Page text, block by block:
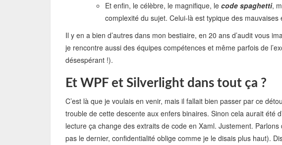
Et enfin, le célèbre, le magnifique, le code spaghetti,
complexité du sujet. Celui-là est typique des
Il y en a bien d’autres dans mon bestiaire, en 20 ans d’audit vous
je rencontre aussi des équipes compétences et même parfois de
désespérant !).
Et WPF et Silverlight dans tout ça ?
C’est là que je voulais en venir, mais il fallait bien passer par ce
trouble de cette descente aux enfers binaires. Sinon cela aurait été
lecture ça change des extraits de code en Xaml. Justement.
pas le dernier, confidentialité oblige comme je le disais plus haut).